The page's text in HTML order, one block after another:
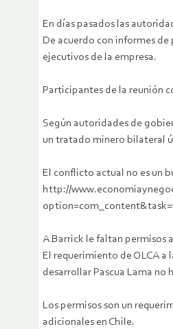
En días pasados las
De acuerdo con informes
ejecutivos de la empresa.
Participantes de la reunión
Según autoridades de
un tratado minero bilateral
El conflicto actual no es un
http://
A Barrick le faltan permisos
El requerimiento de OLCA
desarrollar Pascua Lama no
Los permisos son un
adicionales en Chile.